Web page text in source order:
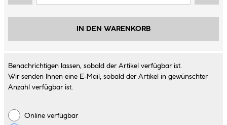
IN DEN WARENKORB
Benachrichtigen lassen, sobald der Artikel verfügbar ist.
Wir senden Ihnen eine E-Mail, sobald der Artikel in gewünschter
Anzahl verfügbar ist.
Online verfügbar